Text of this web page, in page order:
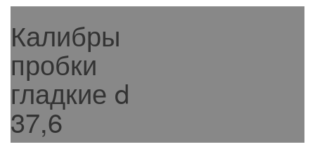
Калибры
пробки
гладкие d
37,6